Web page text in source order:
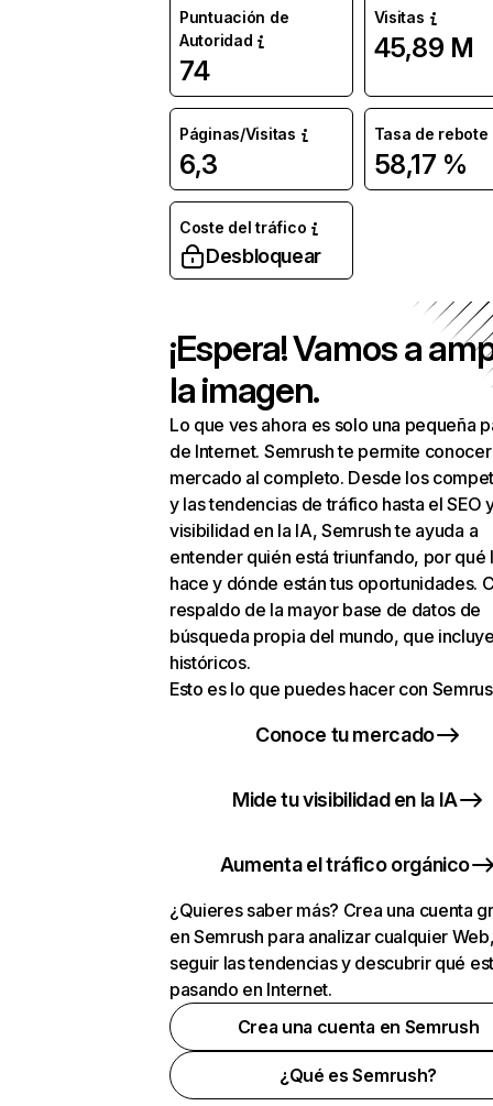
Puntuación de
Autoridad
74
Visitas
45,89 M
Páginas/Visitas
6,3
Tasa de rebote
58,17 %
Coste del tráfico
Desbloquear
¡Espera! Vamos a
la imagen.
Lo que ves ahora es solo una pequeña
de Internet. Semrush te permite
mercado al completo. Desde los
y las tendencias de tráfico hasta el SEO
visibilidad en la IA, Semrush te ayuda a
entender quién está triunfando, por qué
hace y dónde están tus oportunidades.
respaldo de la mayor base de datos de
búsqueda propia del mundo, que
históricos.
Esto es lo que puedes hacer con
Conoce tu mercado
Mide tu visibilidad en la IA
Aumenta el tráfico orgánico
¿Quieres saber más? Crea una cuenta
en Semrush para analizar cualquier
seguir las tendencias y descubrir qué
pasando en Internet.
Crea una cuenta en Semrush
¿Qué es Semrush?